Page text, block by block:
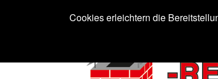
Cookies erleichtern die